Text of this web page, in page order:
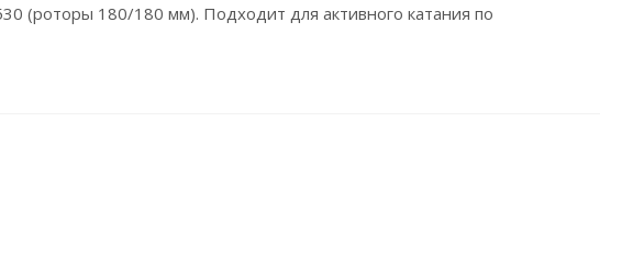
(роторы 180/180 мм). Подходит для активного катания по